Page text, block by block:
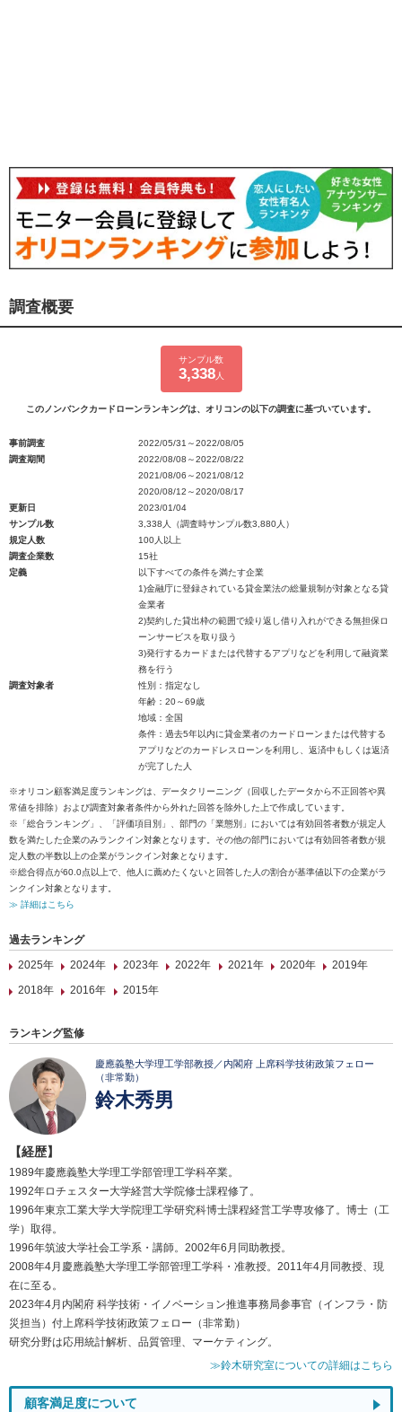
調査概要
サンプル数
3,338人
このノンバンクカードローンランキングは、オリコンの以下の調査に基づいています。
事前調査
2022/05/31～2022/08/05
調査期間
2022/08/08～2022/08/22
2021/08/06～2021/08/12
2020/08/12～2020/08/17
更新日
2023/01/04
サンプル数
3,338人（調査時サンプル数3,880人）
規定人数
100人以上
調査企業数
15社
定義
以下すべての条件を満たす企業
1)金融庁に登録されている貸金業法の総量規制が対象となる貸
金業者
2)契約した貸出枠の範囲で繰り返し借り入れができる無担保ロ
ーンサービスを取り扱う
3)発行するカードまたは代替するアプリなどを利用して融資業
務を行う
調査対象者
性別：指定なし
年齢：20～69歳
地域：全国
条件：過去5年以内に貸金業者のカードローンまたは代替する
アプリなどのカードレスローンを利用し、返済中もしくは返済
が完了した人
※オリコン顧客満足度ランキングは、データクリーニング（回収したデータから不正回答や異
常値を排除）および調査対象者条件から外れた回答を除外した上で作成しています。
※「総合ランキング」、「評価項目別」、部門の「業態別」においては有効回答者数が規定人
数を満たした企業のみランクイン対象となります。その他の部門においては有効回答者数が規
定人数の半数以上の企業がランクイン対象となります。
※総合得点が60.0点以上で、他人に薦めたくないと回答した人の割合が基準値以下の企業がラ
ンクイン対象となります。
≫ 詳細はこちら
過去ランキング
2025年
2024年 2023年 2022年 2021年 2020年
2019年
2018年
2016年 2015年
ランキング監修
慶應義塾大学理工学部教授／内閣府 上席科学技術政策フェロー
（非常勤）
鈴木秀男
【経歴】
1989年慶應義塾大学理工学部管理工学科卒業。
1992年ロチェスター大学経営大学院修士課程修了。
1996年東京工業大学大学院理工学研究科博士課程経営工学専攻修了。博士（工
学）取得。
1996年筑波大学社会工学系・講師。2002年6月同助教授。
2008年4月慶應義塾大学理工学部管理工学科・准教授。2011年4月同教授、現
在に至る。
2023年4月内閣府 科学技術・イノベーション推進事務局参事官（インフラ・防
災担当）付上席科学技術政策フェロー（非常勤）
研究分野は応用統計解析、品質管理、マーケティング。
≫鈴木研究室についての詳細はこちら
顧客満足度について